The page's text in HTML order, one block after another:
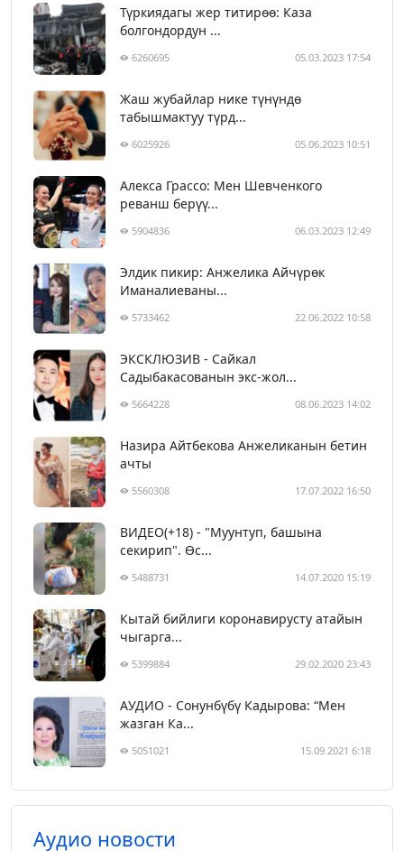
Түркиядагы жер титирөө: Каза
болгондордун ...
6260695 05.03.2023 17:54
Жаш жубайлар нике түнүндө
табышмактуу түрд...
6025926 05.06.2023 10:51
Алекса Грассо: Мен Шевченкого
реванш берүү...
5904836 06.03.2023 12:49
Элдик пикир: Анжелика Айчүрөк
Иманалиеваны...
5733462 22.06.2022 10:58
ЭКСКЛЮЗИВ - Сайкал
Садыбакасованын экс-жол...
5664228 08.06.2023 14:02
Назира Айтбекова Анжеликанын бетин
ачты
5560308 17.07.2022 16:50
ВИДЕО(+18) - "Муунтуп, башына
секирип". Өс...
5488731 14.07.2020 15:19
Кытай бийлиги коронавирусту атайын
чыгарга...
5399884 29.02.2020 23:43
АУДИО - Сонунбүбү Кадырова: “Мен
жазган Ка...
5051021 15.09.2021 6:18
Аудио новости